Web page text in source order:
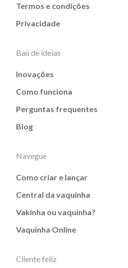
Termos e condições
Privacidade
Baú de ideias
Inovações
Como funciona
Perguntas frequentes
Blog
Navegue
Como criar e lançar
Central da vaquinha
Vakinha ou vaquinha?
Vaquinha Online
Cliente feliz